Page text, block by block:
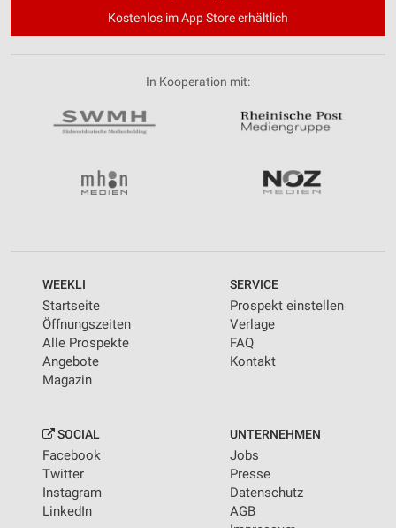
Kostenlos im App Store erhältlich
In Kooperation mit:
WEEKLI
Startseite
Öffnungszeiten
Alle Prospekte
Angebote
Magazin
SERVICE
Prospekt einstellen
Verlage
FAQ
Kontakt
SOCIAL
Facebook
Twitter
Instagram
LinkedIn
UNTERNEHMEN
Jobs
Presse
Datenschutz
AGB